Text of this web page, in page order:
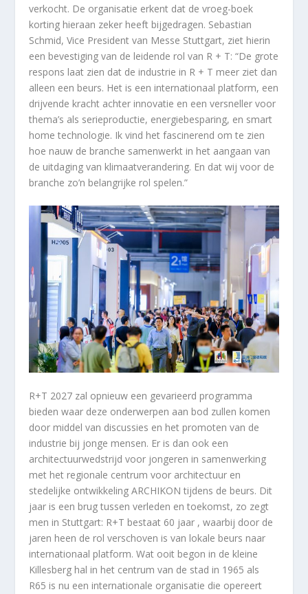
verkocht. De organisatie erkent dat de vroeg-boek
korting hieraan zeker heeft bijgedragen. Sebastian
Schmid, Vice President van Messe Stuttgart, ziet hierin
een bevestiging van de leidende rol van R + T: “De grote
respons laat zien dat de industrie in R + T meer ziet dan
alleen een beurs. Het is een internationaal platform, een
drijvende kracht achter innovatie en een versneller voor
thema’s als serieproductie, energiebesparing, en smart
home technologie. Ik vind het fascinerend om te zien
hoe nauw de branche samenwerkt in het aangaan van
de uitdaging van klimaatverandering. En dat wij voor de
branche zo’n belangrijke rol spelen.”
R+T 2027 zal opnieuw een gevarieerd programma
bieden waar deze onderwerpen aan bod zullen komen
door middel van discussies en het promoten van de
industrie bij jonge mensen. Er is dan ook een
architectuurwedstrijd voor jongeren in samenwerking
met het regionale centrum voor architectuur en
stedelijke ontwikkeling ARCHIKON tijdens de beurs. Dit
jaar is een brug tussen verleden en toekomst, zo zegt
men in Stuttgart: R+T bestaat 60 jaar , waarbij door de
jaren heen de rol verschoven is van lokale beurs naar
internationaal platform. Wat ooit begon in de kleine
Killesberg hal in het centrum van de stad in 1965 als
R65 is nu een internationale organisatie die opereert